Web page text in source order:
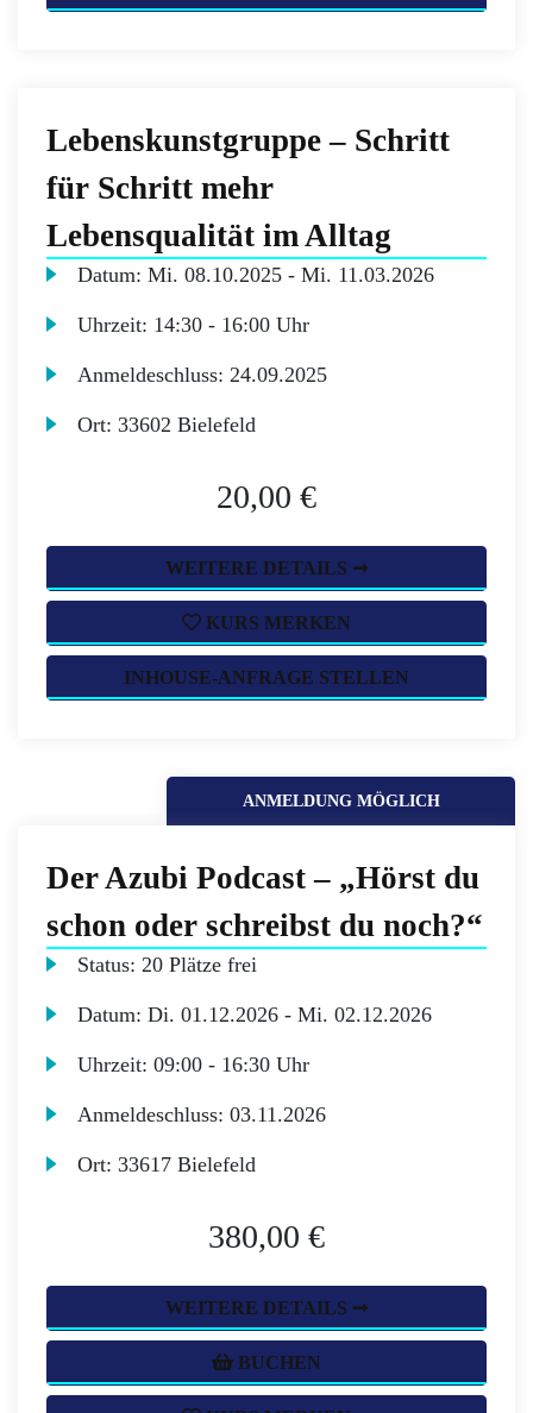
Lebenskunstgruppe – Schritt
für Schritt mehr
Lebensqualität im Alltag
Datum:Mi. 08.10.2025 -Mi. 11.03.2026
Uhrzeit: 14:30 - 16:00 Uhr
Anmeldeschluss:24.09.2025
Ort:33602 Bielefeld
20,00 €
WEITERE DETAILS ➞
KURS MERKEN
INHOUSE-ANFRAGE STELLEN
ANMELDUNG MÖGLICH
Der Azubi Podcast – „Hörst du
schon oder schreibst du noch?“
Status:20 Plätze frei
Datum:Di. 01.12.2026 -Mi. 02.12.2026
Uhrzeit:09:00 - 16:30 Uhr
Anmeldeschluss:03.11.2026
Ort:33617 Bielefeld
380,00 €
WEITERE DETAILS ➞
BUCHEN